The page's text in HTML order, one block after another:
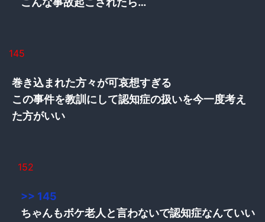
145
巻き込まれた方々が可哀想すぎる
この事件を教訓にして認知症の扱いを今一度考え
た方がいい
152
>> 145
ちゃんもボケ老人と言わないで認知症なんていい